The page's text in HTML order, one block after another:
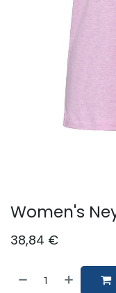
Women's
38,84 €